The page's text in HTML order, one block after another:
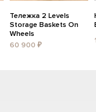
Тележка 2 Levels
Storage Baskets On
Wheels
60 900 ₽